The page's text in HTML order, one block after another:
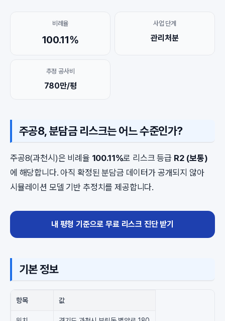
비례율
100.11%
사업 단계
관리처분
추정 공사비
780만/평
주공8, 분담금 리스크는 어느 수준인가?
주공8(과천시)은 비례율 100.11%로 리스크 등급 R2 (보통)
에 해당합니다. 아직 확정된 분담금 데이터가 공개되지 않아
시뮬레이션 모델 기반 추정치를 제공합니다.
내 평형 기준으로 무료 리스크 진단 받기
기본 정보
항목 값